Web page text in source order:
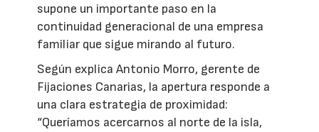
supone un importante paso en la
continuidad generacional de una empresa
familiar que sigue mirando al futuro.
Según explica Antonio Morro, gerente de
Fijaciones Canarias, la apertura responde a
una clara estrategia de proximidad:
“Queríamos acercarnos al norte de la isla,